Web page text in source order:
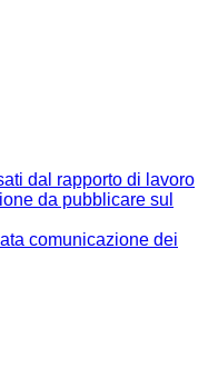
dal rapporto di lavoro
da pubblicare sul
comunicazione dei